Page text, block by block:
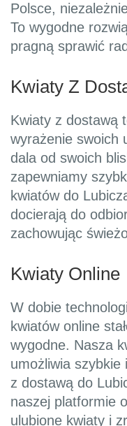
Polsce,
To wygodne
pragną sprawić
Kwiaty Z
Kwiaty z dostawą
wyrażenie swoich
dala od swoich
zapewniamy
kwiatów do
docierają do
zachowując
Kwiaty Online
W dobie
kwiatów online
wygodne. Nasza
umożliwia szybkie
z dostawą do
naszej platformie
ulubione kwiaty i